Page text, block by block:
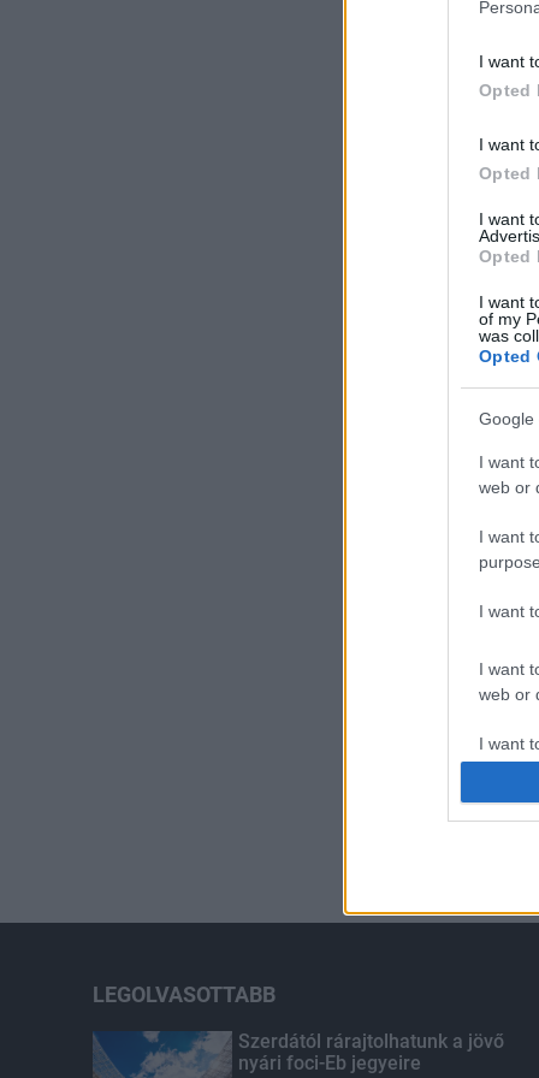
I want
Opted
I want
Opted
I want
Opted
I want
of my
was
Opted
Google
I want
web or
I want
I want
I want
web or
I want
I want
I want
LEGOLVASOTTABB
Szerdától rárajtolhatunk a jövő
nyári foci-Eb jegyeire